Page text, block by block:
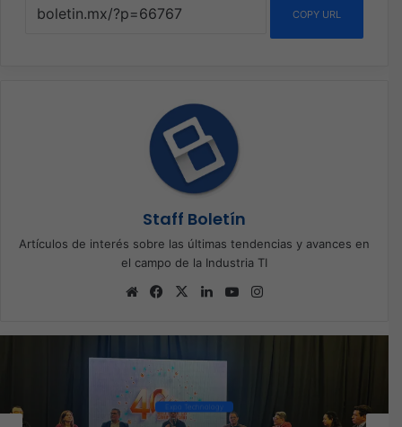
COPY URL
Staff Boletín
Artículos de interés sobre las últimas tendencias y avances en
el campo de la Industria TI
Sitio
Facebook
X LinkedInYouTube
Ciberseguridad